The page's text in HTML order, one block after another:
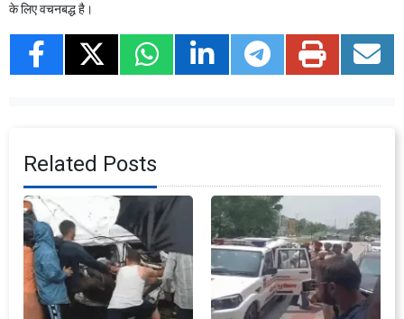
के लिए वचनबद्ध है।
Related Posts